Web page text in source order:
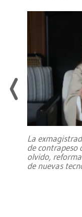
La
de contrapeso
olvido,
de nuevas